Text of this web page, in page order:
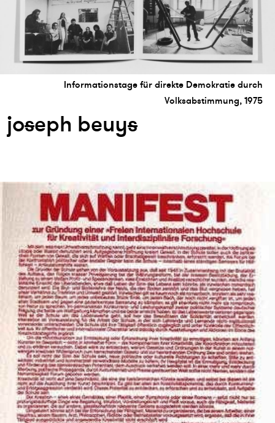
Informationstage für direkte Demokratie durch
Volksabstimmung, 1975
joseph beuys